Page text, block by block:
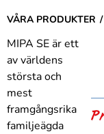
VÅRA PRODUKTER
MIPA SE är ett
av världens
största och
mest
framgångsrika
familjeägda